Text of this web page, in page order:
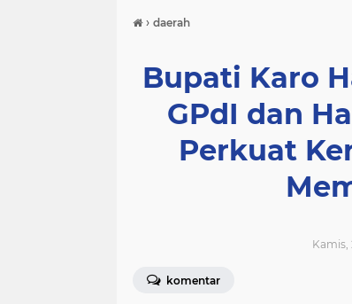
› daerah
Bupati Karo
GPdI dan
Perkuat
Kamis,
komentar